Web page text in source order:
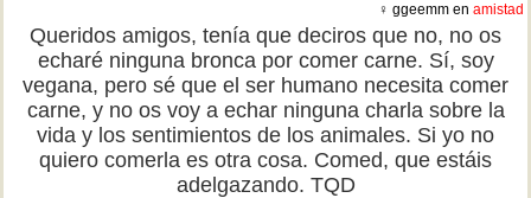
♀ ggeemm en amistad
Queridos amigos, tenía que deciros que no, no os
echaré ninguna bronca por comer carne. Sí, soy
vegana, pero sé que el ser humano necesita comer
carne, y no os voy a echar ninguna charla sobre la
vida y los sentimientos de los animales. Si yo no
quiero comerla es otra cosa. Comed, que estáis
adelgazando. TQD